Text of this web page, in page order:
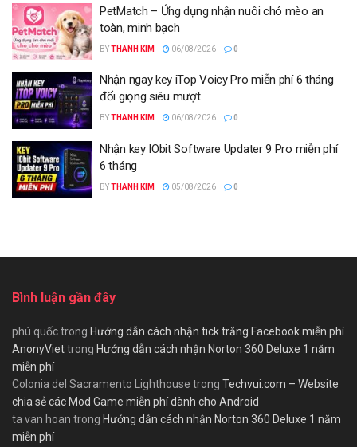
PetMatch – Ứng dụng nhận nuôi chó mèo an
toàn, minh bạch
BYTHANH KIM 06/08/2026 0
Nhận ngay key iTop Voicy Pro miễn phí 6 tháng
đổi giọng siêu mượt
BYTHANH KIM 06/08/2026 0
Nhận key IObit Software Updater 9 Pro miễn phí
6 tháng
BYTHANH KIM 05/08/2026 0
Bình luận gần đây
phú quốctrong Hướng dẫn cách nhận tick trắng Facebook miễn phí
AnonyViettrong Hướng dẫn cách nhận Norton 360 Deluxe 1 năm
miễn phí
Colonia del Sacramento Lighthouse trong Techvui.com – Website
chia sẻ các Mod Game miễn phí dành cho Android
ta van hoan trong Hướng dẫn cách nhận Norton 360 Deluxe 1 năm
miễn phí